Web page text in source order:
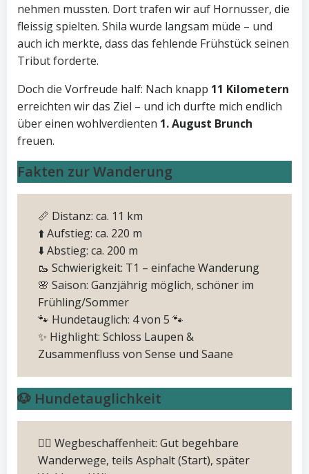
nehmen mussten. Dort trafen wir auf Hornusser, die
fleissig spielten. Shila wurde langsam müde – und
auch ich merkte, dass das fehlende Frühstück seinen
Tribut forderte.
Doch die Vorfreude half: Nach knapp 11 Kilometern
erreichten wir das Ziel – und ich durfte mich endlich
über einen wohlverdienten 1. August Brunch
freuen.
Fakten zur Wanderung
📏 Distanz: ca. 11 km
⬆️ Aufstieg: ca. 220 m
⬇️ Abstieg: ca. 200 m
🥾 Schwierigkeit: T1 – einfache Wanderung
🌸 Saison: Ganzjährig möglich, schöner im
Frühling/Sommer
🐾 Hundetauglich: 4 von 5 🐾
✨ Highlight: Schloss Laupen &
Zusammenfluss von Sense und Saane
🐶 Hundetauglichkeit
🚶‍♂️ Wegbeschaffenheit: Gut begehbare
Wanderwege, teils Asphalt (Start), später